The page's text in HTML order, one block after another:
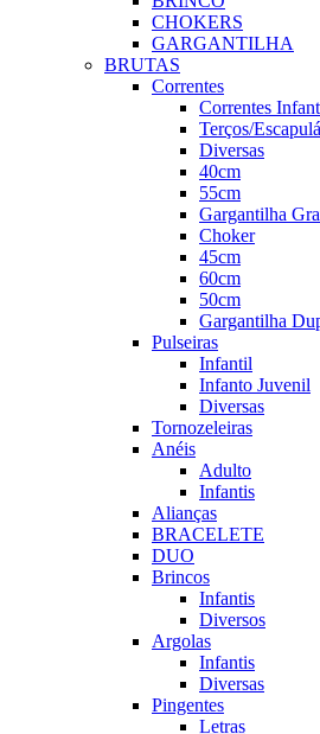
CHOKERS
GARGANTILHA
BRUTAS
Correntes
Correntes
Terços/
Diversas
40cm
55cm
Gargantilha
Choker
45cm
60cm
50cm
Gargantilha
Pulseiras
Infantil
Infanto Juvenil
Diversas
Tornozeleiras
Anéis
Adulto
Infantis
Alianças
BRACELETE
DUO
Brincos
Infantis
Diversos
Argolas
Infantis
Diversas
Pingentes
Letras